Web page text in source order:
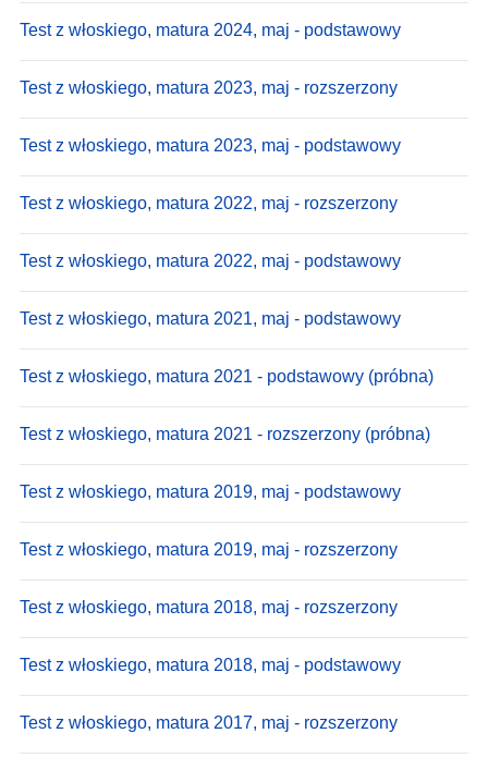
Test z włoskiego, matura 2024, maj - podstawowy
Test z włoskiego, matura 2023, maj - rozszerzony
Test z włoskiego, matura 2023, maj - podstawowy
Test z włoskiego, matura 2022, maj - rozszerzony
Test z włoskiego, matura 2022, maj - podstawowy
Test z włoskiego, matura 2021, maj - podstawowy
Test z włoskiego, matura 2021 - podstawowy (próbna)
Test z włoskiego, matura 2021 - rozszerzony (próbna)
Test z włoskiego, matura 2019, maj - podstawowy
Test z włoskiego, matura 2019, maj - rozszerzony
Test z włoskiego, matura 2018, maj - rozszerzony
Test z włoskiego, matura 2018, maj - podstawowy
Test z włoskiego, matura 2017, maj - rozszerzony